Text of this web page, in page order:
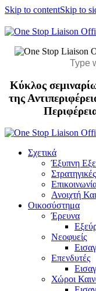
Skip to contentSkip to
Κύκλος
της
Σχετικά
Έξυπνη
Ανοιχτή
Οικοσύστημα
Έρευνα
Νεοφυείς
Επενδυτές
Χώροι